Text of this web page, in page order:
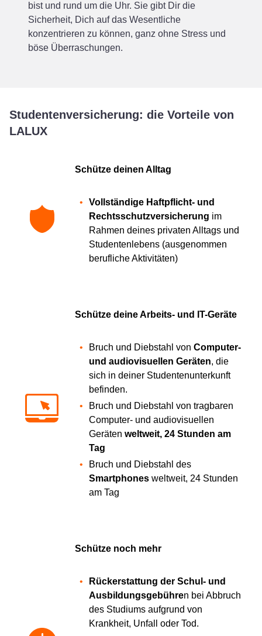
bist und rund um die Uhr. Sie gibt Dir die
Sicherheit, Dich auf das Wesentliche
konzentrieren zu können, ganz ohne Stress und
böse Überraschungen.
Studentenversicherung: die Vorteile von
LALUX
Schütze deinen Alltag
Vollständige Haftpflicht- und
Rechtsschutzversicherung im
Rahmen deines privaten Alltags und
Studentenlebens (ausgenommen
berufliche Aktivitäten)
Schütze deine Arbeits- und IT-Geräte
Bruch und Diebstahl von Computer-
und audiovisuellen Geräten, die
sich in deiner Studentenunterkunft
befinden.
Bruch und Diebstahl von tragbaren
Computer- und audiovisuellen
Geräten weltweit, 24 Stunden am
Tag
Bruch und Diebstahl des
Smartphones weltweit, 24 Stunden
am Tag
Schütze noch mehr
Rückerstattung der Schul- und
Ausbildungsgebühren bei Abbruch
des Studiums aufgrund von
Krankheit, Unfall oder Tod.